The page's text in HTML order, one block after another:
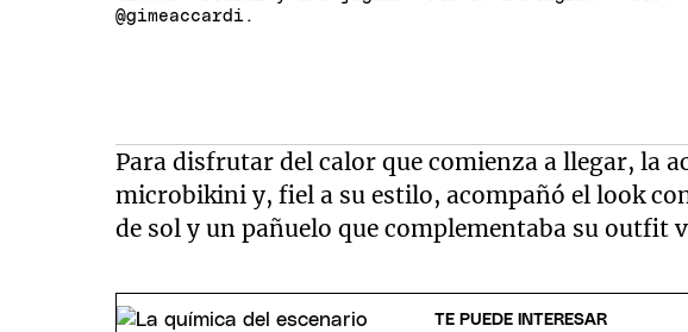
@gimeaccardi.
Para disfrutar del calor que comienza a llegar, la
microbikini y, fiel a su estilo, acompañó el look
de sol y un pañuelo que complementaba su outfit
TE PUEDE INTERESAR